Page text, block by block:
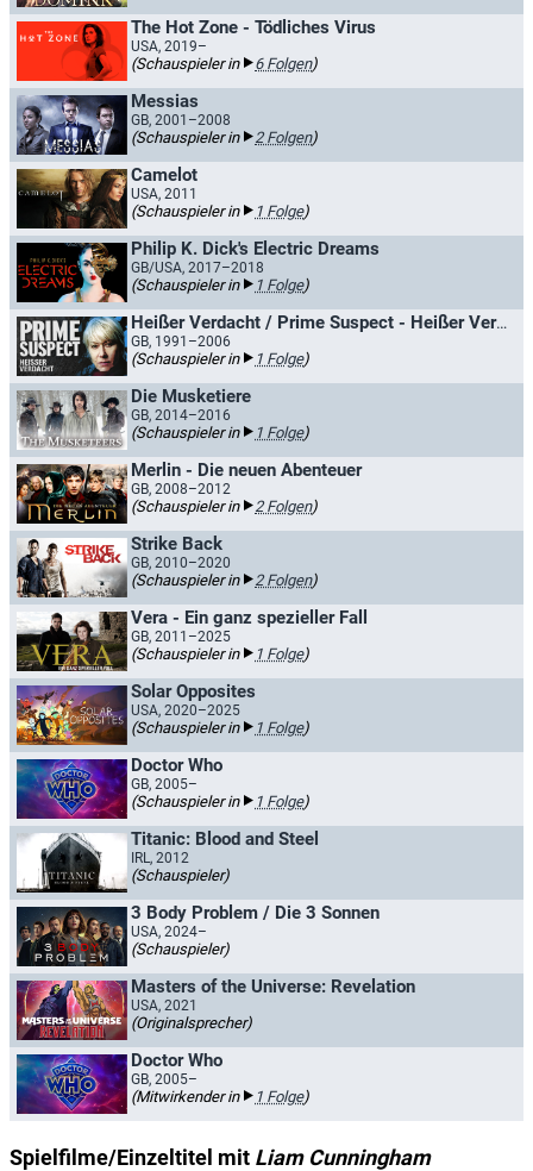
The Hot Zone - Tödliches Virus
USA, 2019–
(Schauspieler in 6 Folgen)
Messias
GB, 2001–2008
(Schauspieler in 2 Folgen)
Camelot
USA, 2011
(Schauspieler in 1 Folge)
Philip K. Dick's Electric Dreams
GB/USA, 2017–2018
(Schauspieler in 1 Folge)
Heißer Verdacht / Prime Suspect - Heißer Verdacht
GB, 1991–2006
(Schauspieler in 1 Folge)
Die Musketiere
GB, 2014–2016
(Schauspieler in 1 Folge)
Merlin - Die neuen Abenteuer
GB, 2008–2012
(Schauspieler in 2 Folgen)
Strike Back
GB, 2010–2020
(Schauspieler in 2 Folgen)
Vera - Ein ganz spezieller Fall
GB, 2011–2025
(Schauspieler in 1 Folge)
Solar Opposites
USA, 2020–2025
(Schauspieler in 1 Folge)
Doctor Who
GB, 2005–
(Schauspieler in 1 Folge)
Titanic: Blood and Steel
IRL, 2012
(Schauspieler)
3 Body Problem / Die 3 Sonnen
USA, 2024–
(Schauspieler)
Masters of the Universe: Revelation
USA, 2021
(Originalsprecher)
Doctor Who
GB, 2005–
(Mitwirkender in 1 Folge)
Spielfilme/Einzeltitel mit Liam Cunningham